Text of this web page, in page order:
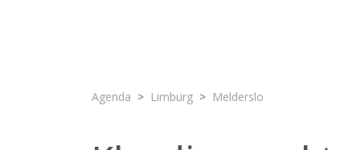
Agenda Limburg Melderslo